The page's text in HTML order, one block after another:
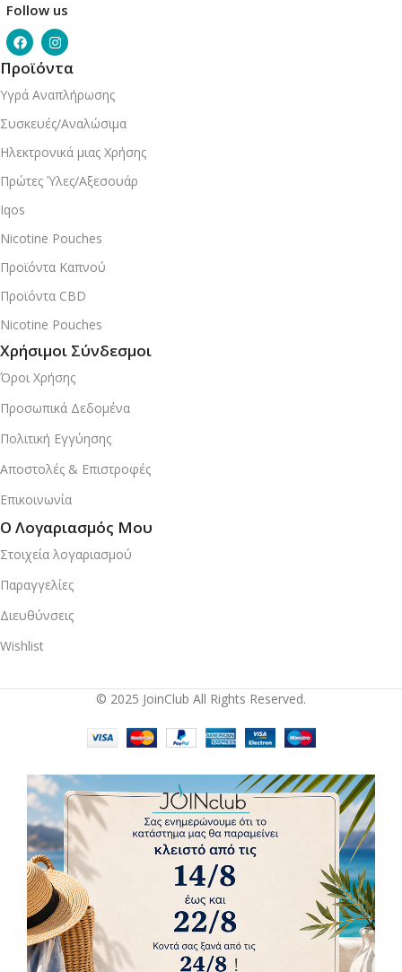
Follow us
Προϊόντα
Υγρά Αναπλήρωσης
Συσκευές/Αναλώσιμα
Ηλεκτρονικά μιας Χρήσης
Πρώτες Ύλες/Αξεσουάρ
Iqos
Nicotine Pouches
Προϊόντα Καπνού
Προϊόντα CBD
Nicotine Pouches
Χρήσιμοι Σύνδεσμοι
Όροι Χρήσης
Προσωπικά Δεδομένα
Πολιτική Εγγύησης
Αποστολές & Επιστροφές
Επικοινωνία
Ο Λογαριασμός Μου
Στοιχεία λογαριασμού
Παραγγελίες
Διευθύνσεις
Wishlist
© 2025 JoinClub All Rights Reserved.